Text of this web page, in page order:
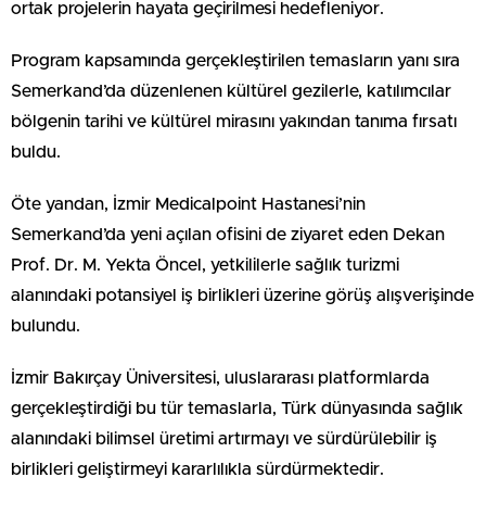
ortak projelerin hayata geçirilmesi hedefleniyor.
Program kapsamında gerçekleştirilen temasların yanı sıra
Semerkand’da düzenlenen kültürel gezilerle, katılımcılar
bölgenin tarihi ve kültürel mirasını yakından tanıma fırsatı
buldu.
Öte yandan, İzmir Medicalpoint Hastanesi’nin
Semerkand’da yeni açılan ofisini de ziyaret eden Dekan
Prof. Dr. M. Yekta Öncel, yetkililerle sağlık turizmi
alanındaki potansiyel iş birlikleri üzerine görüş alışverişinde
bulundu.
İzmir Bakırçay Üniversitesi, uluslararası platformlarda
gerçekleştirdiği bu tür temaslarla, Türk dünyasında sağlık
alanındaki bilimsel üretimi artırmayı ve sürdürülebilir iş
birlikleri geliştirmeyi kararlılıkla sürdürmektedir.